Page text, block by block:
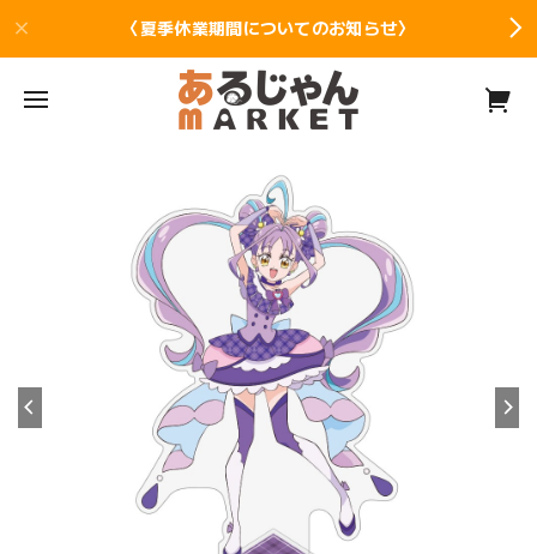
〈夏季休業期間についてのお知らせ〉